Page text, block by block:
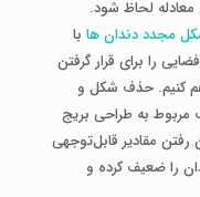
معادله لحاظ شود.
مجدد دندان­ هابا
را برای قرار گرفتن
کنیم. حذف شکل و
مربوط به طراحی بریج
مقادیر قابل‌توجهی
را ضعیف کرده و